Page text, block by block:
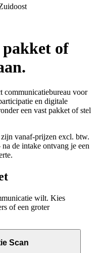
pakket of
communicatiebureau voor
en digitale
een vast pakket of stel
vanaf-prijzen excl. btw.
de intake ontvang je een
wilt. Kies
of een groter
Scan